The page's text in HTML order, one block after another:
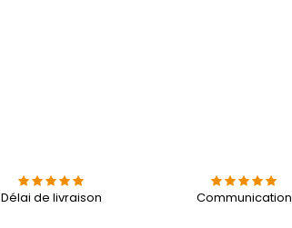
Délai de livraison Communication